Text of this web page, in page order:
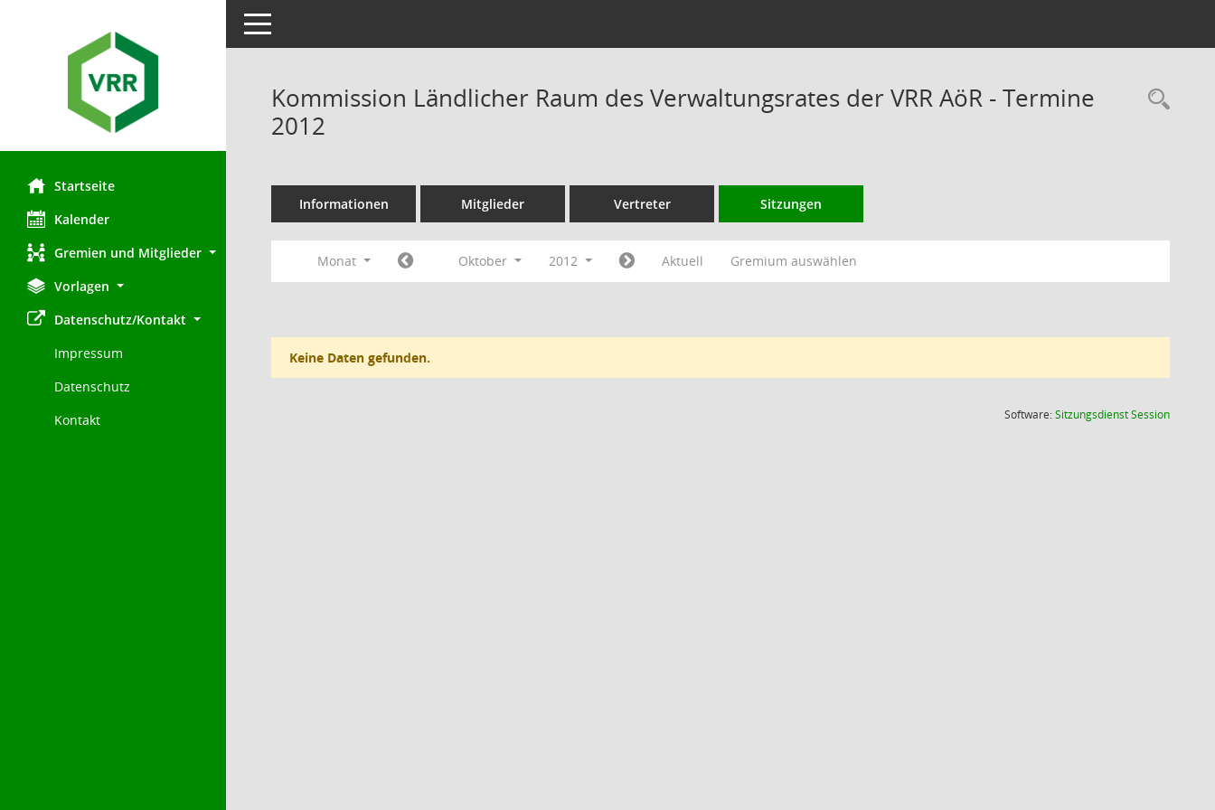
Startseite
Kalender
Gremien und Mitglieder
Vorlagen
Datenschutz/Kontakt
Impressum
Datenschutz
Kontakt
Toggle navigation
Kommission Ländlicher Raum des Verwaltungsrates der VRR AöR - Termine
2012
Informationen Mitglieder Vertreter Sitzungen
Monat Oktober 2012 Aktuell Gremium auswählen
Keine Daten gefunden.
Software:SitzungsdienstSession(Wird in